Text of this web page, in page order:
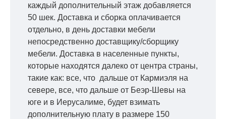
каждый дополнительный этаж добавляется
50 шек. Доставка и сборка оплачивается
отдельно, в день доставки мебели
непосредственно доставщику/сборщику
мебели. Доставка в населенные пункты,
которые находятся далеко от центра страны,
такие как: все, что дальше от Кармиэля на
севере, все, что дальше от Беэр-Шевы на
юге и в Иерусалиме, будет взимать
дополнительную плату в размере 150